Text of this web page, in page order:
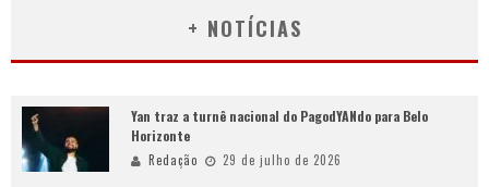
+ NOTÍCIAS
Yan traz a turnê nacional do PagodYANdo para Belo
Horizonte
Redação 29 de julho de 2026